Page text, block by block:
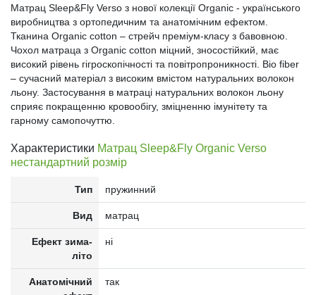
Матрац Sleep&Fly Verso з нової колекції Organic - українського
виробництва з ортопедичним та анатомічним ефектом.
Тканина Organic cotton – стрейч преміум-класу з бавовною.
Чохол матраца з Organic cotton міцний, зносостійкий, має
високий рівень гігроскопічності та повітропроникності. Bio fiber
– сучасний матеріал з високим вмістом натуральних волокон
льону. Застосування в матраці натуральних волокон льону
сприяє покращенню кровообігу, зміцненню імунітету та
гарному самопочуттю.
Характеристики Матрац Sleep&Fly Organic Verso
нестандартний розмір
Тип пружинний
Вид матрац
Ефект зима-
літо
ні
Анатомічний
так